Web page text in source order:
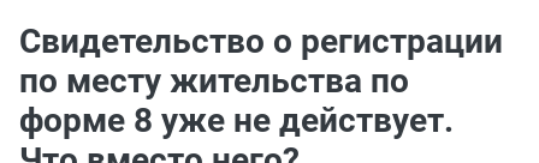
Свидетельство о регистрации
по месту жительства по
форме 8 уже не действует.